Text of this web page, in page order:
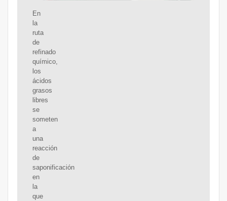
En
la
ruta
de
refinado
químico,
los
ácidos
grasos
libres
se
someten
a
una
reacción
de
saponificación
en
la
que